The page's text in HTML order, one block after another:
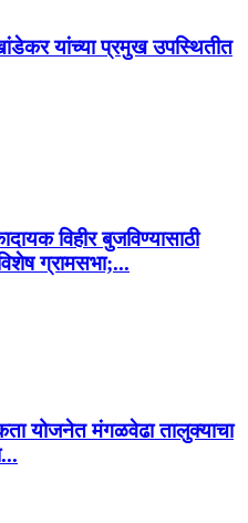
यांच्या प्रमुख उपस्थितीत
विहीर बुजविण्यासाठी
ग्रामसभा;...
योजनेत मंगळवेढा तालुक्याचा